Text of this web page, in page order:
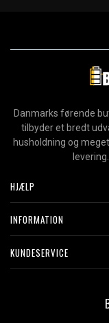
Danmarks førende
tilbyder et bredt
husholdning og
HJÆLP
INFORMATION
KUNDESERVICE